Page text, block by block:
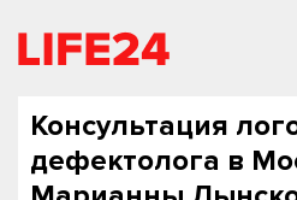
Консультация
дефектолога в